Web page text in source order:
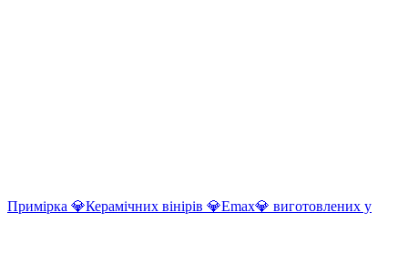
Примірка 💎Керамічних вінірів 💎Еmax💎 виготовлених у